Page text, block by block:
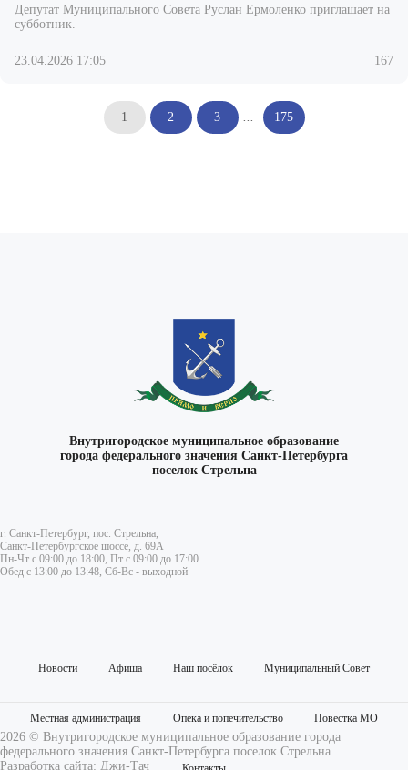
Депутат Муниципального Совета Руслан Ермоленко приглашает на
субботник.
23.04.2026 17:05 167
1 2 3 175
Внутригородское муниципальное образование
города федерального значения Санкт-Петербурга
поселок Стрельна
г. Санкт-Петербург, пос. Стрельна,
Санкт-Петербургское шоссе, д. 69А
Пн-Чт с 09:00 до 18:00, Пт с 09:00 до 17:00
Обед с 13:00 до 13:48, Сб-Вс - выходной
Новости Афиша Наш посёлок Муниципальный Совет
Местная администрация Опека и попечительство Повестка МО
2026 © Внутригородское муниципальное образование города
федерального значения Санкт-Петербурга поселок Стрельна
Разработка сайта: Джи-Тач